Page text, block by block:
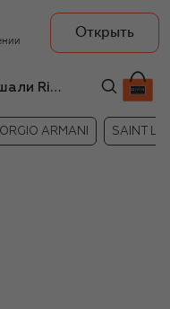
Открыть
Розовые женские шали Rick Owens
ARMANI SAINT